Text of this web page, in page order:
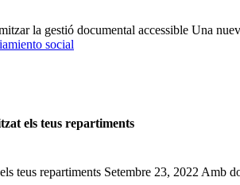
la gestió documental accessible Una
els teus repartiments
teus repartiments Setembre 23, 2022 Amb